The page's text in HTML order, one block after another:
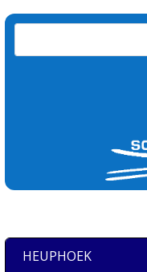
HEUPHOEK